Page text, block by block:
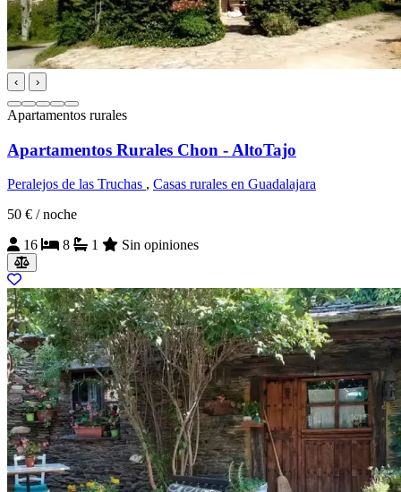
‹ ›
Apartamentos rurales
Apartamentos Rurales Chon - AltoTajo
Peralejos de las Truchas , Casas rurales en Guadalajara
50 € / noche
16
8 1 Sin opiniones